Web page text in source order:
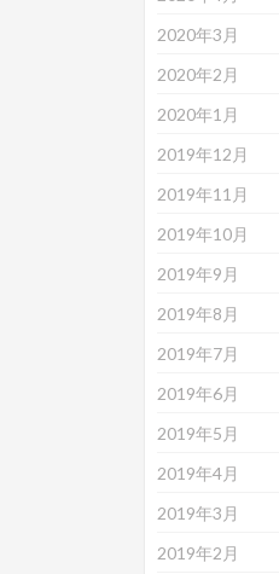
2020年3月
2020年2月
2020年1月
2019年12月
2019年11月
2019年10月
2019年9月
2019年8月
2019年7月
2019年6月
2019年5月
2019年4月
2019年3月
2019年2月